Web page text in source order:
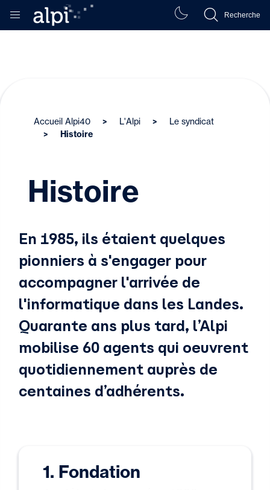
Recherche
Accueil Alpi40 L'Alpi
Le syndicat
Histoire
Histoire
En 1985, ils étaient quelques
pionniers à s'engager pour
accompagner l'arrivée de
l'informatique dans les Landes.
Quarante ans plus tard, l’Alpi
mobilise 60 agents qui oeuvrent
quotidiennement auprès de
centaines d’adhérents.
1. Fondation